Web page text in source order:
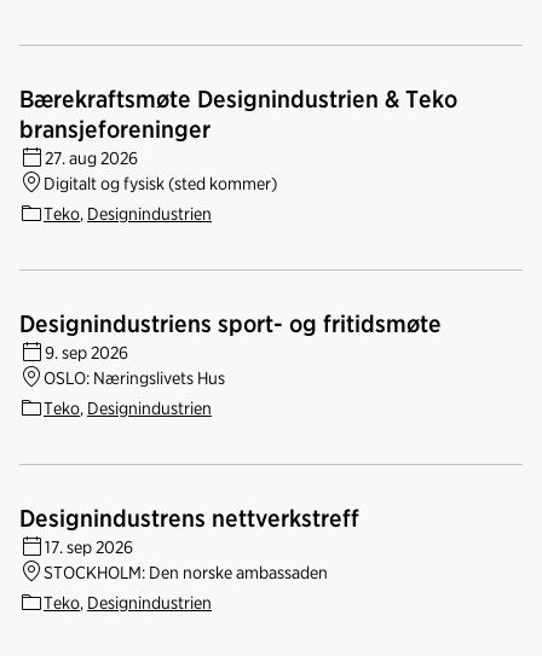
Bærekraftsmøte Designindustrien & Teko
bransjeforeninger
27. aug 2026
Digitalt og fysisk (sted kommer)
Teko, Designindustrien
Designindustriens sport- og fritidsmøte
9. sep 2026
OSLO: Næringslivets Hus
Teko, Designindustrien
Designindustrens nettverkstreff
17. sep 2026
STOCKHOLM: Den norske ambassaden
Teko, Designindustrien